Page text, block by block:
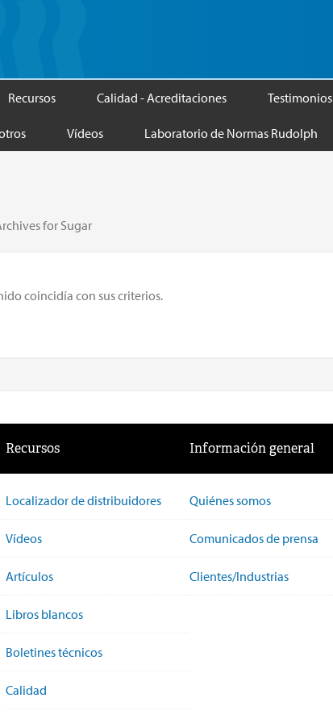
Recursos Calidad - Acreditaciones Testimonios
Vídeos Laboratorio de Normas Rudolph
for Sugar
coincidía con sus criterios.
Recursos
Localizador de distribuidores
Vídeos
Artículos
Libros blancos
Boletines técnicos
Calidad
Información general
Quiénes somos
Comunicados de prensa
Clientes/Industrias